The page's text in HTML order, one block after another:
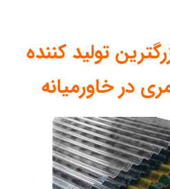
تولید کننده
در خاورمیانه